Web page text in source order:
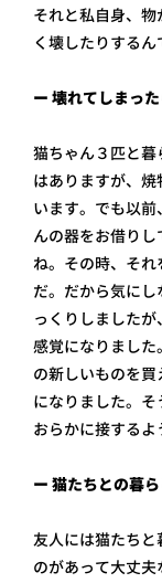
それと私自身、
く壊したりするん
ー 壊れてしまっ
猫ちゃん３匹と暮
はありますが、
います。でも以
んの器をお借り
ね。その時、そ
だ。だから気に
っくりしました
感覚になりまし
の新しいものを
になりました。
おらかに接するよ
ー 猫たちとの暮
友人には猫たち
のがあって大丈